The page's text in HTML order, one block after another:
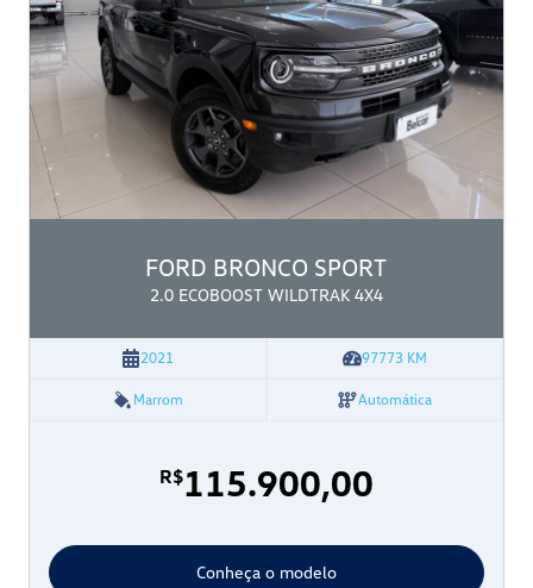
FORD BRONCO SPORT
2.0 ECOBOOST WILDTRAK 4X4
2021 97773 KM
Marrom Automática
R$115.900,00
Conheça o modelo